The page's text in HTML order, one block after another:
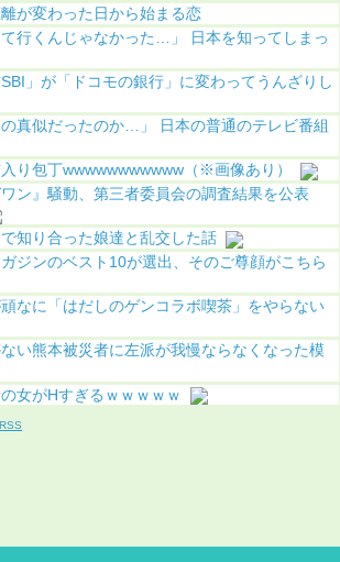
が変わった日から始まる恋
行くんじゃなかった…」 日本を知ってしまっ
SBI」が「ドコモの銀行」に変わってうんざりし
真似だったのか…」 日本の普通のテレビ番組
り包丁wwwwwwwwwww（※画像あり）
ン』騒動、第三者委員会の調査結果を公表
知り合った娘達と乱交した話
ガジンのベスト10が選出、そのご尊顔がこちら
頑なに「はだしのゲンコラボ喫茶」をやらない
い熊本被災者に左派が我慢ならなくなった模
の女がHすぎるｗｗｗｗｗ